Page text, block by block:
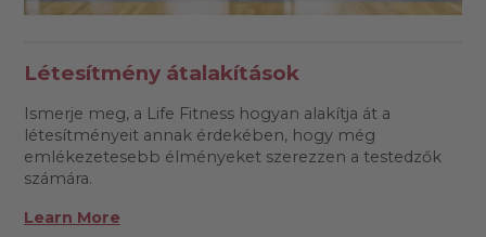
Létesítmény átalakítások
Ismerje meg, a Life Fitness hogyan alakítja át a
létesítményeit annak érdekében, hogy még
emlékezetesebb élményeket szerezzen a testedzők
számára.
Learn More